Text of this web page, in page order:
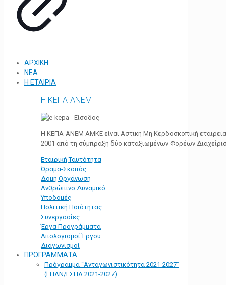
ΑΡΧΙΚΗ
ΝΕΑ
Η ΕΤΑΙΡΙΑ
Η ΚΕΠΑ-ΑΝΕΜ
Η ΚΕΠΑ-ΑΝΕΜ ΑΜΚΕ είναι Αστική Μη Κερδοσκοπική
2001 από τη σύμπραξη δύο καταξιωμένων Φορέων
Εταιρική Ταυτότητα
Όραμα-Σκοπός
Δομή Οργάνωση
Ανθρώπινο Δυναμικό
Υποδομές
Πολιτική Ποιότητας
Συνεργασίες
Έργα Προγράμματα
Απολογισμοί Έργου
Διαγωνισμοί
ΠΡΟΓΡΑΜΜΑΤΑ
Πρόγραμμα “Ανταγωνιστικότητα 2021-2027”
(ΕΠΑΝ/ΕΣΠΑ 2021-2027)